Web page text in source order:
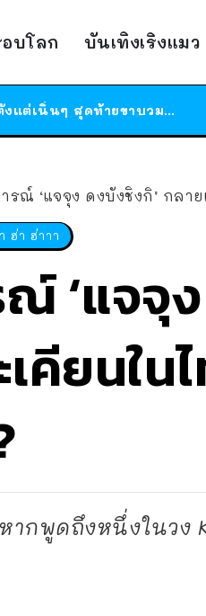
อบโลก บันเทิงเริงแมว
ร้านอาหารในนิวยอร์กประกาศปิดตัวลง หลังอยู่มานานกว่า 45 ปี ติดป้ายขอบคุณลูกค้าทุกคน แถมสูตรทำไวท์ซอสให้แบบจัดเต็ม
ได้เวลาเด็กหนวดรวมตัว RF Online Next เปิดให้เล่นแล้ว เกม Sci-Fi MMORPG ระดับตำนาน เล่นได้ทั้งมือถือและ PC
รณ์ ‘แจจุง ดงบังชิงกิ’ กลา
ฮ่า ฮ่าาา
‘แจจุ
คียนใน
กพูดถึงหนึ่งในวง